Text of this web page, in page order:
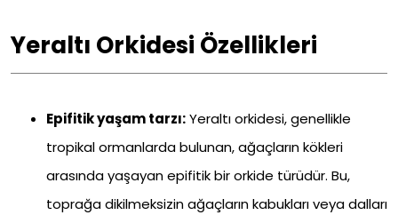
Yeraltı Orkidesi Özellikleri
Epifitik yaşam tarzı:Yeraltı orkidesi, genellikle
tropikal ormanlarda bulunan, ağaçların kökleri
arasında yaşayan epifitik bir orkide türüdür. Bu,
toprağa dikilmeksizin ağaçların kabukları veya dalları